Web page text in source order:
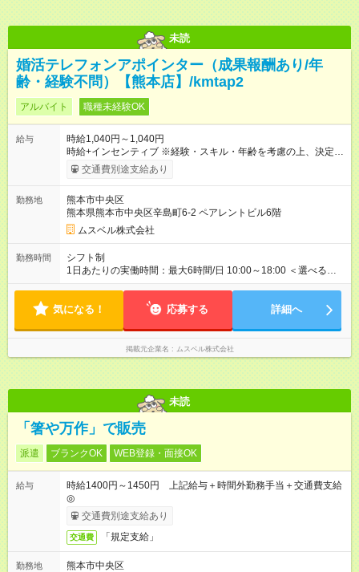
未読
婚活テレフォンアポインター（成果報酬あり/年
齢・経験不問）【熊本店】/kmtap2
アルバイト 職種未経験OK
給与
時給1,040円～1,040円
時給+インセンティブ ※経験・スキル・年齢を考慮の上、決定し
ます。 《成果に応じたインセンティブ支給例》 テレアポ未経
験、入社5ヶ月目の女性パートさんが、時給に加えて、月7万円
果・貢献に応じた報酬制度が導入されています。 ※試用期間は3
ヶ月で、その間は有期契約です。そのほかの条件に変更はあり
ません。 【試用期間】試用期間あり 試用期間の長さ：2ヶ月
※ 雇用形態と給与に、本採用時と異なる部分があります。 雇用
形態：中途採用（契約社員） 給与：本採用時と同じです。 ※試
用期間は2ヶ月で、その間は有期契約です。そのほかの条件に変
間3ヶ月になります。
交通費別途支給あり
勤務地
熊本市中央区
熊本県熊本市中央区辛島町6-2 ペアレントビル6階
ムスベル株式会社
勤務時間
シフト制
1日あたりの実働時間：最大6時間/日 10:00～18:00 ＜選べるシ
フト＞ (1)10:00～16:00 (2)10:00～17:00 (3)10:00～18:00 ◎
（希望シフト制） ◎原則定時退社／残業はほとんどありませ
気になる！ 応募する 詳細へ
掲載元企業名 ムスベル株式会社
未読
「箸や万作」で販売
派遣 ブランクOK WEB登録・面接OK
給与
時給1400円～1450円 上記給与＋時間外勤務手当＋交通費支給
◎
交通費別途支給あり
交通費 「規定支給」
勤務地
熊本市中央区